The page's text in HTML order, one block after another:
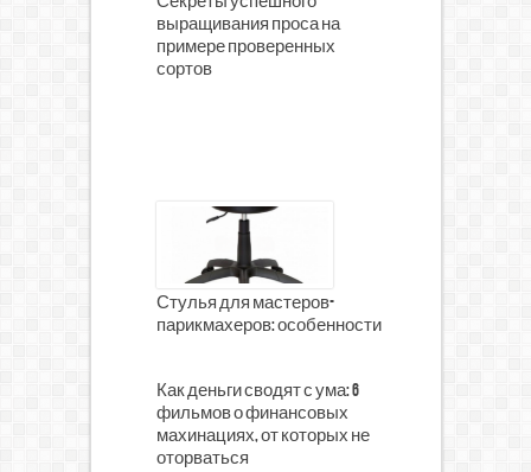
выращивания проса на
примере проверенных
сортов
Стулья для мастеров-
парикмахеров: особенности
Как деньги сводят с ума: 6
фильмов о финансовых
махинациях, от которых не
оторваться